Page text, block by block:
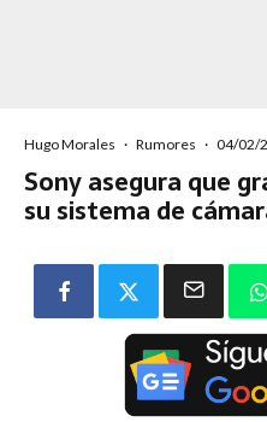
Hugo Morales · Rumores · 04/02/
Sony asegura que
su sistema de